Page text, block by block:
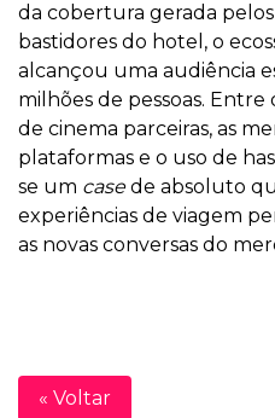
da cobertura gerada
bastidores do hotel, o
alcançou uma audiência
milhões de pessoas. Entre
de cinema parceiras, as
plataformas e o uso de
se um casede absoluto
experiências de viagem
as novas conversas do
« Voltar